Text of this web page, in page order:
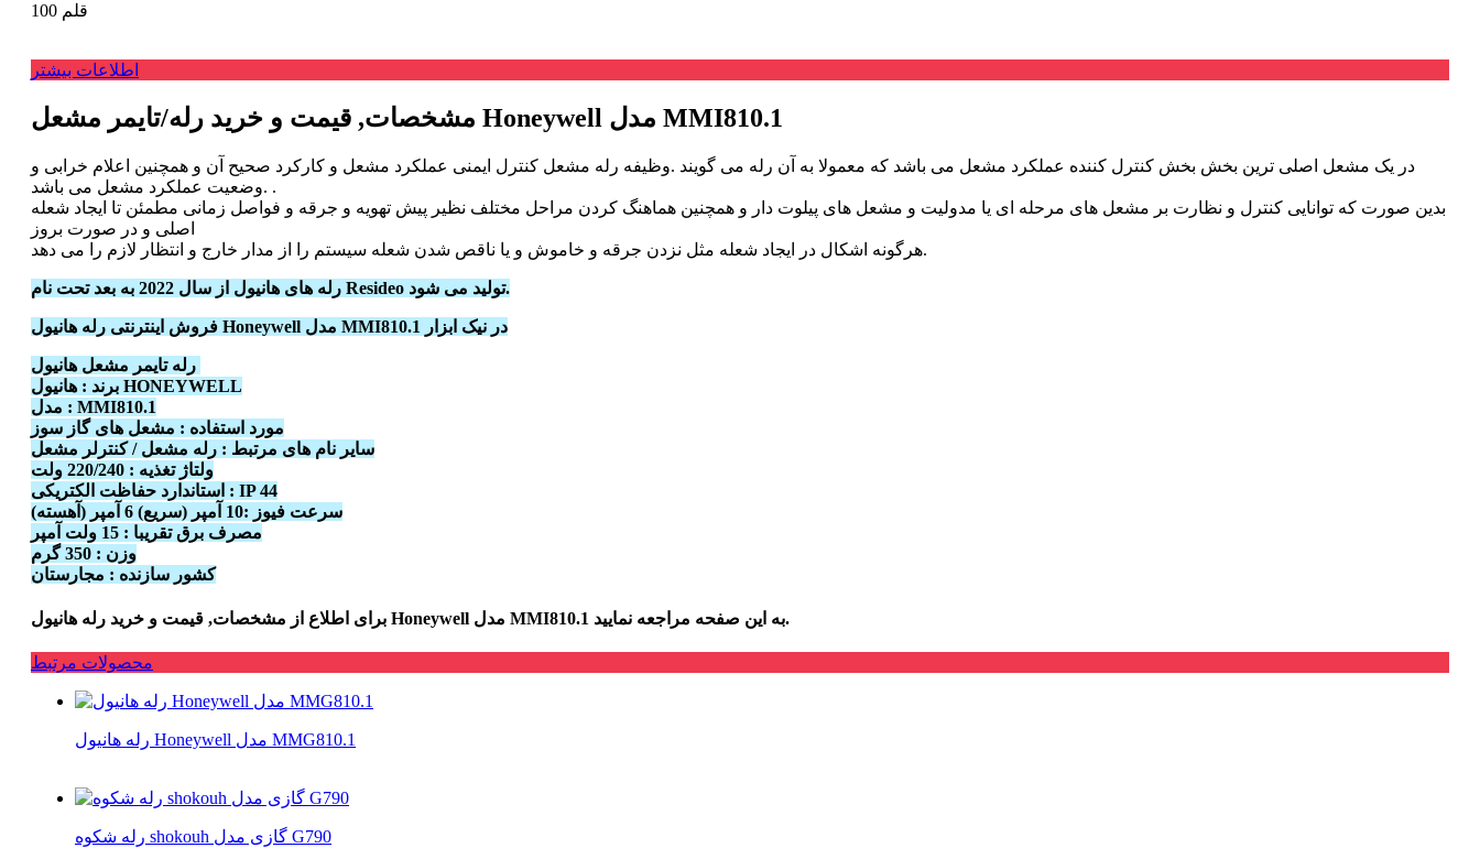
100 قلم
اطلاعات بیشتر
مشخصات, قیمت و خرید رله/تایمر مشعل Honeywell مدل MMI810.1
در یک مشعل اصلی ترین بخش بخش کنترل کننده عملکرد مشعل می باشد که معمولا به آن رله می گویند .وظیفه رله مشعل کنترل ایمنی عملکرد مشعل و کارکرد صحیح آن و همچنین اعلام خرابی و
وضعیت عملکرد مشعل می باشد. .
بدین صورت که توانایی کنترل و نظارت بر مشعل های مرحله ای یا مدولیت و مشعل های پیلوت دار و همچنین هماهنگ کردن مراحل مختلف نظیر پیش تهویه و جرقه و فواصل زمانی مطمئن تا ایجاد شعله
اصلی و در صورت بروز
هرگونه اشکال در ایجاد شعله مثل نزدن جرقه و خاموش و یا ناقص شدن شعله سیستم را از مدار خارج و انتظار لازم را می دهد.
رله های هانیول از سال 2022 به بعد تحت نام Resideo تولید می شود.
فروش اینترنتی رله هانیول Honeywell مدل MMI810.1 در نیک ابزار
برند : هانیول HONEYWELL
مدل : MMI810.1
مورد استفاده : مشعل های گاز سوز
سایر نام های مرتبط : رله مشعل / کنترلر مشعل
ولتاژ تغذیه : 220/240 ولت
استاندارد حفاظت الکتریکی : IP 44
سرعت فیوز :10 آمپر (سریع) 6 آمپر (آهسته)
مصرف برق تقریبا : 15 ولت آمپر
وزن : 350 گرم
کشور سازنده : مجارستان
برای اطلاع از مشخصات, قیمت و خرید رله هانیول Honeywell مدل MMI810.1 به این صفحه مراجعه نمایید.
محصولات مرتبط
رله هانیول Honeywell مدل MMG810.1
رله شکوه shokouh گازی مدل G790